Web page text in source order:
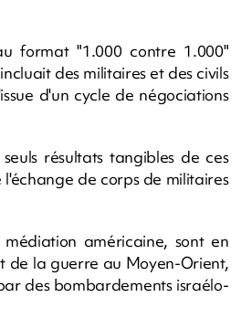
format "1.000 contre 1.000"
des militaires et des civils
d'un cycle de négociations
résultats tangibles de ces
de corps de militaires
médiation américaine, sont en
de la guerre au Moyen-Orient,
des bombardements israélo-